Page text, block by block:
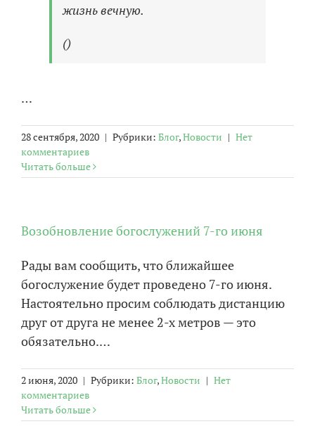
жизнь вечную.
()
…
28 сентября, 2020 | Рубрики: Блог,Новости | Нет
комментариев
Читать больше
Возобновление богослужений 7-го июня
Рады вам сообщить, что ближайшее
богослужение будет проведено 7-го июня.
Настоятельно просим соблюдать дистанцию
друг от друга не менее 2-х метров — это
обязательно.…
2 июня, 2020 | Рубрики: Блог,Новости | Нет
комментариев
Читать больше